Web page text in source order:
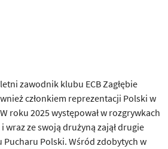
zawodnik klubu ECB Zagłębie
członkiem reprezentacji Polski w
roku 2025 występował w rozgrywkach
wraz ze swoją drużyną zajął drugie
Pucharu Polski. Wśród zdobytych w